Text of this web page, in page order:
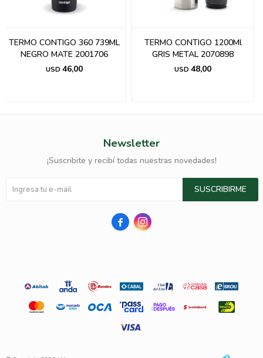
TERMO CONTIGO 360 739ML
NEGRO MATE 2001706
USD 46,00
TERMO CONTIGO 1200Ml
GRIS METAL 2070898
USD 48,00
Newsletter
¡Suscribite y recibí todas nuestras novedades!
SUSCRIBIRME
 